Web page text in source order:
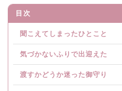
目次
聞こえてしまったひとこと
気づかないふりで出迎えた
渡すかどうか迷った御守り